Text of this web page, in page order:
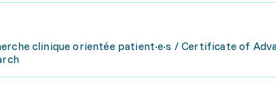
clinique orientée patient·e·s / Certificate of